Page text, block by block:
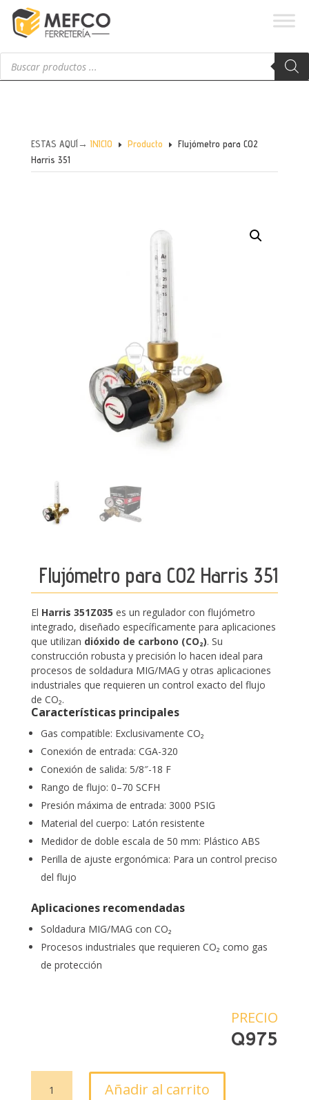
Búsqueda
productos
ESTAS AQUÍ→ INICIO E Producto E Flujómetro para CO2
Harris 351
Flujómetro para CO2 Harris 351
El Harris 351Z035 es un regulador con flujómetro
integrado, diseñado específicamente para aplicaciones
que utilizan dióxido de carbono (CO₂). Su
construcción robusta y precisión lo hacen ideal para
procesos de soldadura MIG/MAG y otras aplicaciones
industriales que requieren un control exacto del flujo
de CO₂.
Características principales
Gas compatible: Exclusivamente CO₂
Conexión de entrada: CGA-320
Conexión de salida: 5/8″-18 F
Rango de flujo: 0–70 SCFH
Presión máxima de entrada: 3000 PSIG
Material del cuerpo: Latón resistente
Medidor de doble escala de 50 mm: Plástico ABS
Perilla de ajuste ergonómica: Para un control preciso
del flujo
Aplicaciones recomendadas
Soldadura MIG/MAG con CO₂
Procesos industriales que requieren CO₂ como gas
de protección
PRECIO
Q975
Añadir al carrito